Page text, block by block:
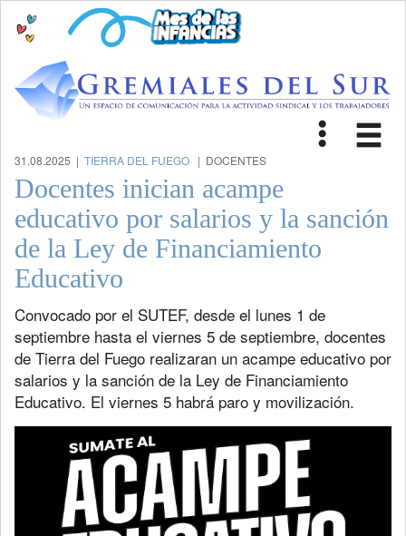
Toggle
31.08.2025 | TIERRA DEL FUEGO | DOCENTES
Docentes inician acampe
educativo por salarios y la sanción
de la Ley de Financiamiento
Educativo
Convocado por el SUTEF, desde el lunes 1 de
septiembre hasta el viernes 5 de septiembre, docentes
de Tierra del Fuego realizaran un acampe educativo por
salarios y la sanción de la Ley de Financiamiento
Educativo. El viernes 5 habrá paro y movilización.
Previous